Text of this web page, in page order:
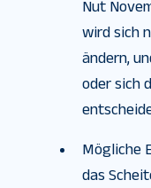
Nut
wird sich
ändern,
oder sich
Mögliche
das